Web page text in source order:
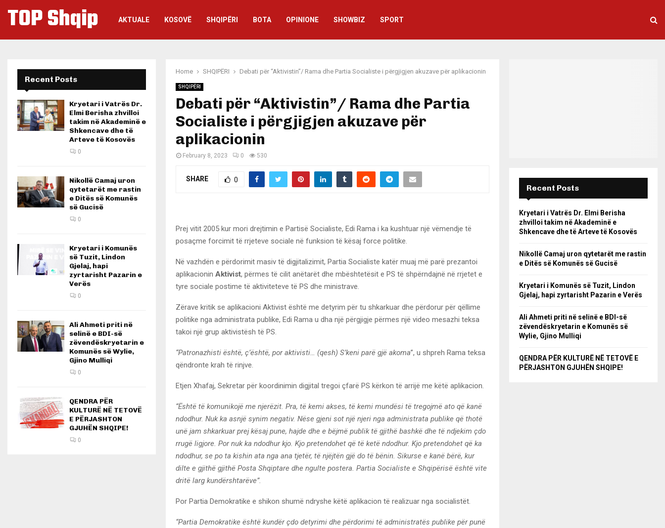
TOP Shqip AKTUALE KOSOVË SHQIPËRI BOTA OPINIONE SHOWBIZ SPORT
Home SHQIPËRI Debati për “Aktivistin”/ Rama dhe Partia Socialiste i përgjigjen akuzave për aplikacionin
SHQIPËRI
Debati për “Aktivistin”/ Rama dhe Partia
Socialiste i përgjigjen akuzave për
aplikacionin
February 8, 2023 0 530
SHARE 0
Prej vitit 2005 kur mori drejtimin e Partisë Socialiste, Edi Rama i ka kushtuar një vëmendje të
posaçme forcimit të rrjeteve sociale në funksion të kësaj force politike.
Në vazhdën e përdorimit masiv të digjitalizimit, Partia Socialiste katër muaj më parë prezantoi
aplikacionin Aktivist, përmes të cilit anëtarët dhe mbështetësit e PS të shpërndajnë në rrjetet e
tyre sociale postime të aktiviteteve të PS dhe ministrave.
Zërave kritik se aplikacioni Aktivist është me detyrim për tu shkarkuar dhe përdorur për qëllime
politike nga administrata publike, Edi Rama u dha një përgjigje përmes një video mesazhi teksa
takoi një grup aktivistësh të PS.
“Patronazhisti është, ç’është, por aktivisti… (qesh) S’keni parë gjë akoma”, u shpreh Rama teksa
qëndronte krah të rinjve.
Etjen Xhafaj, Sekretar për koordinimin digjital tregoi çfarë PS kërkon të arrijë me këtë aplikacion.
“Është të komunikojë me njerëzit. Pra, të kemi akses, të kemi mundësi të tregojmë ato që kanë
ndodhur. Nuk ka asnjë synim negativ. Nëse gjeni sot një njeri nga administrata publike që thotë
unë jam shkarkuar prej kësaj pune, hajde dhe e bëjmë publik të gjithë bashkë dhe të ndjekim çdo
rrugë ligjore. Por nuk ka ndodhur kjo. Kjo pretendohet që të ketë ndodhur. Kjo pretendohet që ka
ndodhur, se po ta kishin ata nga ana tjetër, të njëjtën gjë do të bënin. Sikurse e kanë bërë, kur
dilte e gjithë gjithë Posta Shqiptare dhe ngulte postera. Partia Socialiste e Shqipërisë është vite
dritë larg kundërshtarëve”.
Por Partia Demokratike e shikon shumë ndryshe këtë aplikacion të realizuar nga socialistët.
“Partia Demokratike është kundër çdo detyrimi dhe përdorimi të administratës publike për punë
Recent Posts
Kryetari i Vatrës Dr.
Elmi Berisha zhvilloi
takim në Akademinë e
Shkencave dhe të
Arteve të Kosovës
0
Nikollë Camaj uron
qytetarët me rastin
e Ditës së Komunës
së Gucisë
0
Kryetari i Komunës
së Tuzit, Lindon
Gjelaj, hapi
zyrtarisht Pazarin e
Verës
0
Ali Ahmeti priti në
selinë e BDI-së
zëvendëskryetarin e
Komunës së Wylie,
Gjino Mulliqi
0
QENDRA PËR
KULTURË NË TETOVË
E PËRJASHTON
GJUHËN SHQIPE!
0
Recent Posts
Kryetari i Vatrës Dr. Elmi Berisha
zhvilloi takim në Akademinë e
Shkencave dhe të Arteve të Kosovës
Nikollë Camaj uron qytetarët me rastin
e Ditës së Komunës së Gucisë
Kryetari i Komunës së Tuzit, Lindon
Gjelaj, hapi zyrtarisht Pazarin e Verës
Ali Ahmeti priti në selinë e BDI-së
zëvendëskryetarin e Komunës së
Wylie, Gjino Mulliqi
QENDRA PËR KULTURË NË TETOVË E
PËRJASHTON GJUHËN SHQIPE!